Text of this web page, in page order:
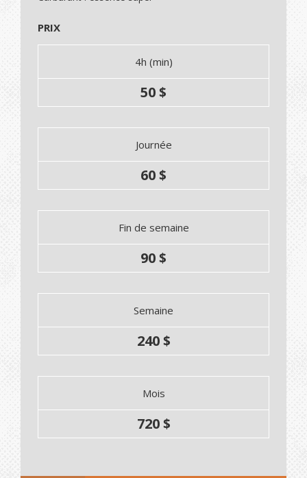
PRIX
4h (min)
50 $
Journée
60 $
Fin de semaine
90 $
Semaine
240 $
Mois
720 $